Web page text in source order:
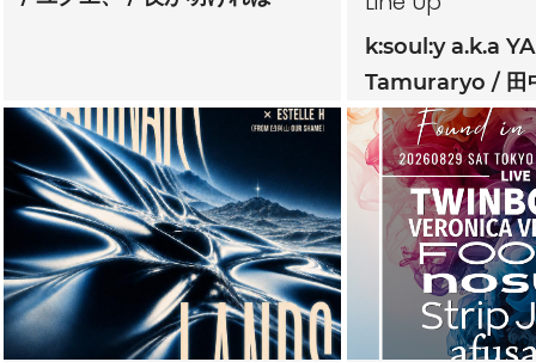
k:soul:y a.k.a
Tamuraryo
田
mitoriz
杏仁ク
tsubatics + 松村
ケ無
夕夕夜